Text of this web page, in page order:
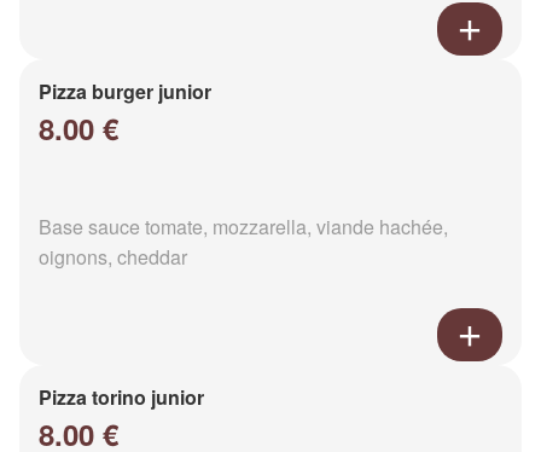
Pizza burger junior
8.00 €
Base sauce tomate, mozzarella, viande hachée,
oignons, cheddar
Pizza torino junior
8.00 €